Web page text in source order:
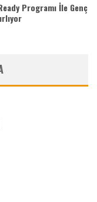
Programı İle Genç